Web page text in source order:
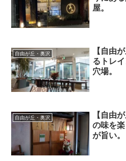
屋。
自由が丘・奥沢
【自由
るトレ
穴場。
自由が丘・奥沢
【自由
の味を
が旨い。